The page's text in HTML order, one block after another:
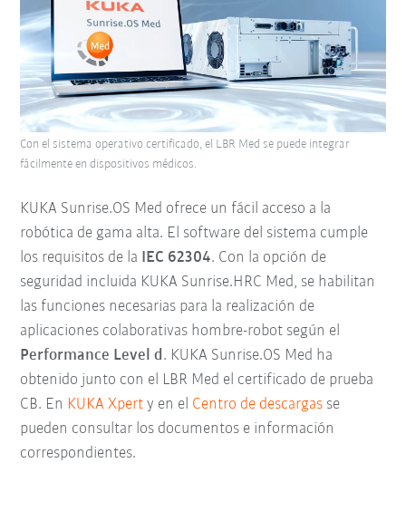
KUKA Sunrise.OS Med ofrece un fácil acceso a la
robótica de gama alta. El software del sistema cumple
los requisitos de la IEC 62304. Con la opción de
seguridad incluida KUKA Sunrise.HRC Med, se habilitan
las funciones necesarias para la realización de
aplicaciones colaborativas hombre-robot según el
Performance Level d. KUKA Sunrise.OS Med ha
obtenido junto con el LBR Med el certificado de prueba
CB. En KUKA Xperty en el Centro de descargas se
pueden consultar los documentos e información
correspondientes.
Con el sistema operativo certificado, el LBR Med se puede integrar
fácilmente en dispositivos médicos.